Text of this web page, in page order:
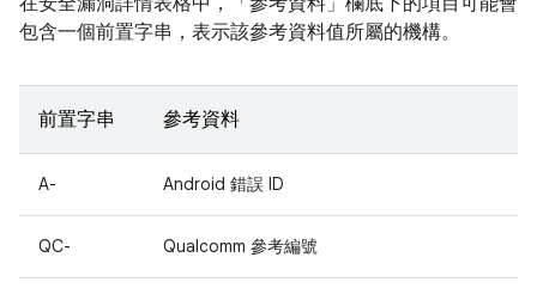
包含一個前置字串，表示該參考資料值所屬的機構。
前置字串 參考資料
A- Android 錯誤 ID
QC- Qualcomm 參考編號